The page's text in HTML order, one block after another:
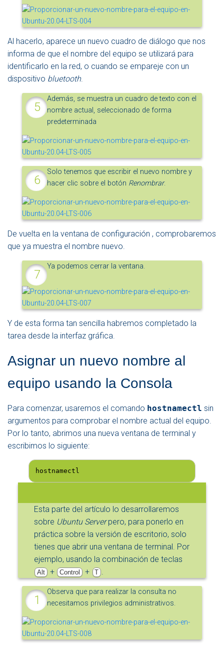
Al hacerlo, aparece un nuevo cuadro de diálogo que nos
informa de que el nombre del equipo se utilizará para
identificarlo en la red, o cuando se empareje con un
dispositivo bluetooth.
Además, se muestra un cuadro de texto con el
nombre actual, seleccionado de forma
predeterminada
Solo tenemos que escribir el nuevo nombre y
hacer clic sobre el botón Renombrar.
De vuelta en la ventana de configuración , comprobaremos
que ya muestra el nombre nuevo.
Ya podemos cerrar la ventana.
Y de esta forma tan sencilla habremos completado la
tarea desde la interfaz gráfica.
Asignar un nuevo nombre al
equipo usando la Consola
Para comenzar, usaremos el comando hostnamectl sin
argumentos para comprobar el nombre actual del equipo.
Por lo tanto, abrimos una nueva ventana de terminal y
escribimos lo siguiente:
hostnamectl
Esta parte del artículo lo desarrollaremos
sobre Ubuntu Serverpero, para ponerlo en
práctica sobre la versión de escritorio, solo
tienes que abrir una ventana de terminal. Por
ejemplo, usando la combinación de teclas
Alt + Control + T
Observa que para realizar la consulta no
necesitamos privilegios administrativos.